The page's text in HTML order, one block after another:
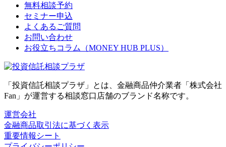
無料相談予約
セミナー申込
よくあるご質問
お問い合わせ
お役立ちコラム（MONEY HUB PLUS）
「投資信託相談プラザ」とは、金融商品仲介業者「株式会社
Fan」が運営する相談窓口店舗のブランド名称です。
運営会社
金融商品取引法に基づく表示
重要情報シート